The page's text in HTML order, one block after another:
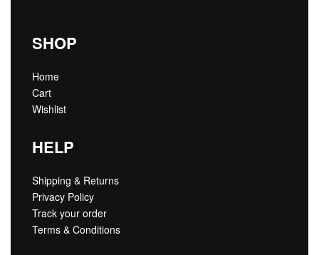
SHOP
Home
Cart
Wishlist
HELP
Shipping & Returns
Privacy Policy
Track your order
Terms & Conditions